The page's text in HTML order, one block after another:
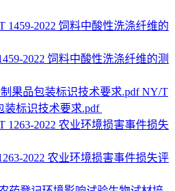
2022 饲料中酸性洗涤纤维的测
NY/T
装标识技术要求.pdf
2022 农业环境损害事件损失评